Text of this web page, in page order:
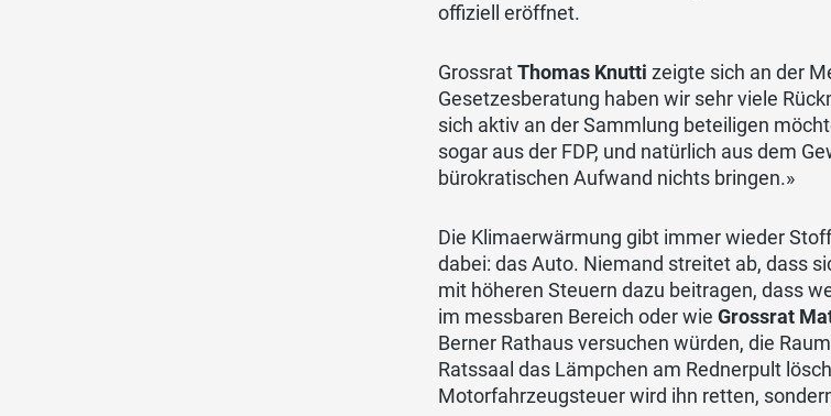
offiziell eröffnet.
GrossratThomas Knuttizeigte sich an der
Gesetzesberatung haben wir sehr viele
sich aktiv an der Sammlung beteiligen
sogar aus der FDP, und natürlich aus dem
bürokratischen Aufwand nichts bringen.»
Die Klimaerwärmung gibt immer wieder
dabei: das Auto. Niemand streitet ab, dass
mit höheren Steuern dazu beitragen, dass
im messbaren Bereich oder wieGrossrat
Berner Rathaus versuchen würden, die
Ratssaal das Lämpchen am Rednerpult
Motorfahrzeugsteuer wird ihn retten,